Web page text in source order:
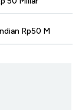
Rp50 M